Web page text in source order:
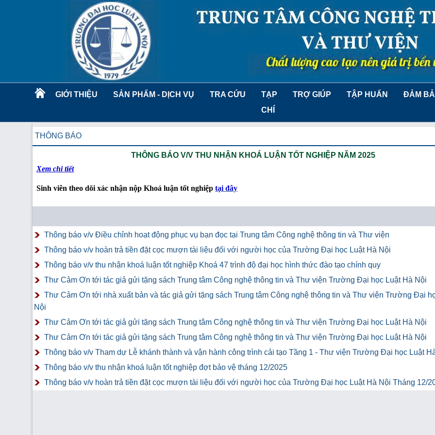
GIỚI THIỆU SẢN PHẨM - DỊCH VỤ TRA CỨU
TẠP
CHÍ
TRỢ GIÚP TẬP HUẤN ĐẢM
THÔNG BÁO
THÔNG BÁO V/V THU NHẬN KHOÁ LUẬN TỐT NGHIỆP NĂM 2025
Xem chi tiết
Sinh viên theo dõi xác nhận nộp Khoá luận tốt nghiệptại đây
Thông báo v/v Điều chỉnh hoạt động phục vụ bạn đọc tại Trung tâm Công nghệ thông tin và Thư viện
Thông báo v/v hoàn trả tiền đặt cọc mượn tài liệu đối với người học của Trường Đại học Luật Hà Nội
Thông báo v/v thu nhận khoá luận tốt nghiệp Khoá 47 trình độ đại học hình thức đào tạo chính quy
Thư Cảm Ơn tới tác giả gửi tặng sách Trung tâm Công nghệ thông tin và Thư viện Trường Đại học Luật Hà Nội
Thư Cảm Ơn tới nhà xuất bản và tác giả gửi tặng sách Trung tâm Công nghệ thông tin và Thư viện Trường Đại
Nội
Thư Cảm Ơn tới tác giả gửi tặng sách Trung tâm Công nghệ thông tin và Thư viện Trường Đại học Luật Hà Nội
Thư Cảm Ơn tới tác giả gửi tặng sách Trung tâm Công nghệ thông tin và Thư viện Trường Đại học Luật Hà Nội
Thông báo v/v Tham dự Lễ khánh thành và vận hành công trình cải tạo Tầng 1 - Thư viện Trường Đại học Luật
Thông báo v/v thu nhận khoá luận tốt nghiệp đợt bảo vệ tháng 12/2025
Thông báo v/v hoàn trả tiền đặt cọc mượn tài liệu đối với người học của Trường Đại học Luật Hà Nội Tháng 12/